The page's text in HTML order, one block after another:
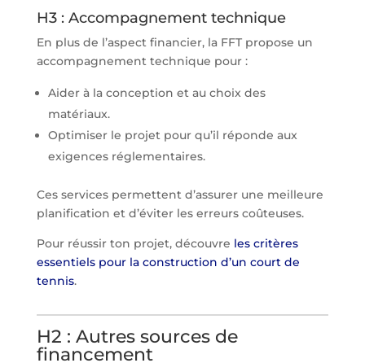
H3 : Accompagnement technique
En plus de l’aspect financier, la FFT propose un
accompagnement technique pour :
Aider à la conception et au choix des
matériaux.
Optimiser le projet pour qu’il réponde aux
exigences réglementaires.
Ces services permettent d’assurer une meilleure
planification et d’éviter les erreurs coûteuses.
Pour réussir ton projet, découvre les critères
essentiels pour la construction d’un court de
tennis.
H2 : Autres sources de
financement